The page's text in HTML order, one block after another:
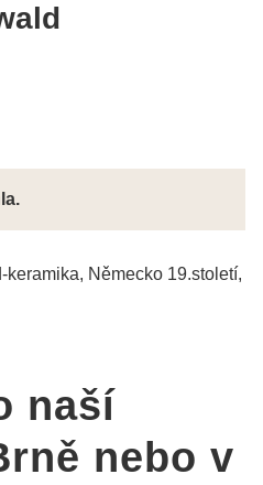
Německo 19.století,
naší
nebo v